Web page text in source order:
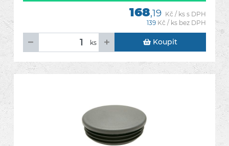
168,19 Kč / ks s DPH
139 Kč / ks bez DPH
ks Koupit